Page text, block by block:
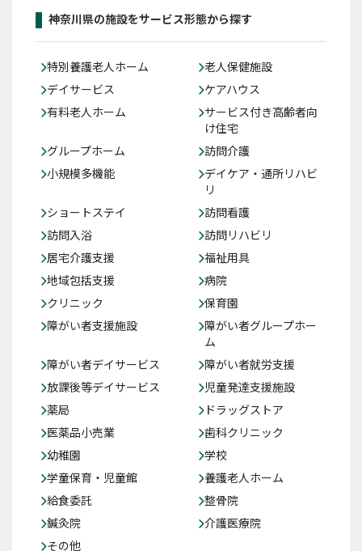
神奈川県の施設をサービス形態から探す
特別養護老人ホーム
老人保健施設
デイサービス
ケアハウス
有料老人ホーム
サービス付き高齢者向
け住宅
グループホーム
訪問介護
小規模多機能
デイケア・通所リハビ
リ
ショートステイ
訪問看護
訪問入浴
訪問リハビリ
居宅介護支援
福祉用具
地域包括支援
病院
クリニック
保育園
障がい者支援施設
障がい者グループホー
ム
障がい者デイサービス
障がい者就労支援
放課後等デイサービス
児童発達支援施設
薬局
ドラッグストア
医薬品小売業
歯科クリニック
幼稚園
学校
学童保育・児童館
養護老人ホーム
給食委託
整骨院
鍼灸院
介護医療院
その他